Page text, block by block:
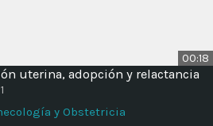
00:18
uterina, adopción y relactancia
y Obstetricia